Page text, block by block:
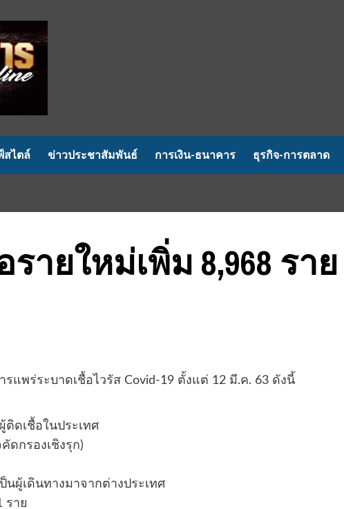
สไตล์ ข่าวประชาสัมพันธ์ การเงิน-ธนาคาร ธุรกิจ-การตลาด
ายใหม่เพิ่ม 8,968 ราย
แพร่ระบาดเชื้อไวรัส Covid-19 ตั้งแต่ 12 มี.ค. 63 ดังนี้
ติดเชื้อในประเทศ
ดกรองเชิงรุก)
ผู้เดินทางมาจากต่างประเทศ
ราย